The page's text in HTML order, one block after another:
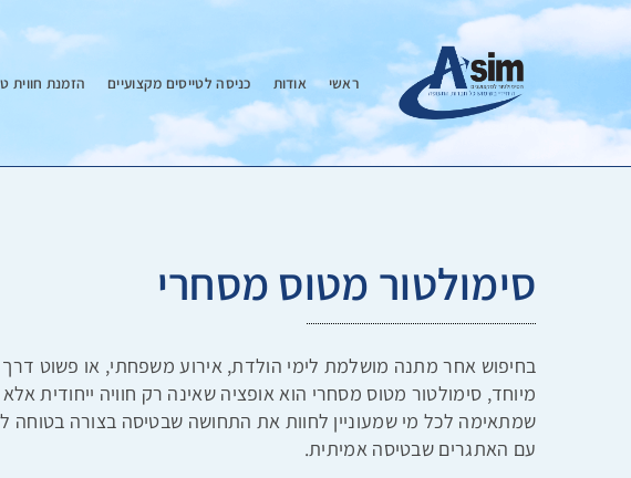
ראשי אודות כניסה לטייסים מקצועיים הזמנת חווית
סימולטור מטוס מסחרי
בחיפוש אחר מתנה מושלמת לימי הולדת, אירוע משפחתי, או פשוט דרך
מיוחד, סימולטור מטוס מסחרי הוא אופציה שאינה רק חוויה ייחודית אלא
שמתאימה לכל מי שמעוניין לחוות את התחושה שבטיסה בצורה בטוחה
עם האתגרים שבטיסה אמיתית.